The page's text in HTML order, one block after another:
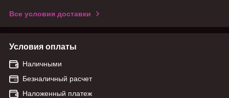
Все условия доставки
Условия оплаты
Наличными
Безналичный расчет
Наложенный платеж